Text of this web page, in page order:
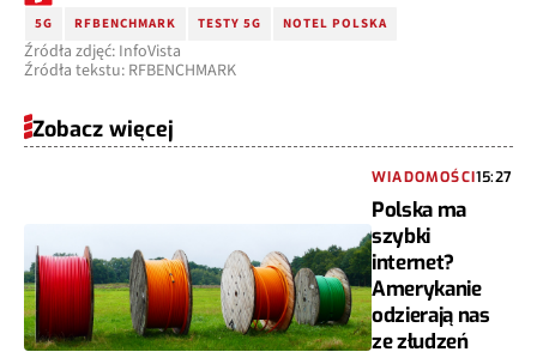
5G RFBENCHMARK TESTY 5G NOTEL POLSKA
Źródła zdjęć: InfoVista
Źródła tekstu: RFBENCHMARK
Zobacz więcej
WIADOMOŚCI15:27
Polska ma
szybki
internet?
Amerykanie
odzierają nas
ze złudzeń